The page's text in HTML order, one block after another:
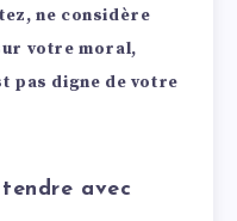
ne considère
votre moral,
pas digne de votre
avec